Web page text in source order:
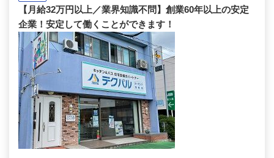
【月給32万円以上／業界知識不問】創業60年以上の安定
企業！安定して働くことができます！